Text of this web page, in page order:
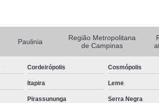
Paulinia
Região Metropolitana
de Campinas
Cordeirópolis Cosmópolis
Itapira Leme
Pirassununga Serra Negra